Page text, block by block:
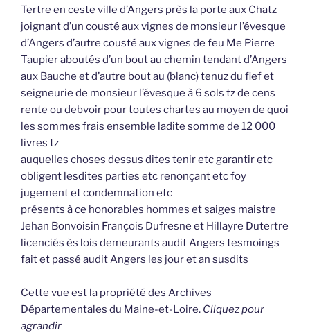
Tertre en ceste ville d’Angers près la porte aux Chatz
joignant d’un cousté aux vignes de monsieur l’évesque
d’Angers d’autre cousté aux vignes de feu Me Pierre
Taupier aboutés d’un bout au chemin tendant d’Angers
aux Bauche et d’autre bout au (blanc) tenuz du fief et
seigneurie de monsieur l’évesque à 6 sols tz de cens
rente ou debvoir pour toutes chartes au moyen de quoi
les sommes frais ensemble ladite somme de 12 000
livres tz
auquelles choses dessus dites tenir etc garantir etc
obligent lesdites parties etc renonçant etc foy
jugement et condemnation etc
présents à ce honorables hommes et saiges maistre
Jehan Bonvoisin François Dufresne et Hillayre Dutertre
licenciés ès lois demeurants audit Angers tesmoings
fait et passé audit Angers les jour et an susdits
Cette vue est la propriété des Archives
Départementales du Maine-et-Loire. Cliquez pour
agrandir